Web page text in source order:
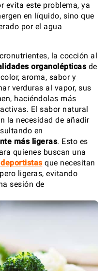
evita este problema, ya
en líquido, sino que
por el agua
la cocción al
organolépticasde
aroma, sabor y
verduras al vapor, sus
haciéndolas más
El sabor natural
la necesidad de añadir
en
más ligeras. Esto es
quienes buscan una
que necesitan
ligeras, evitando
sesión de